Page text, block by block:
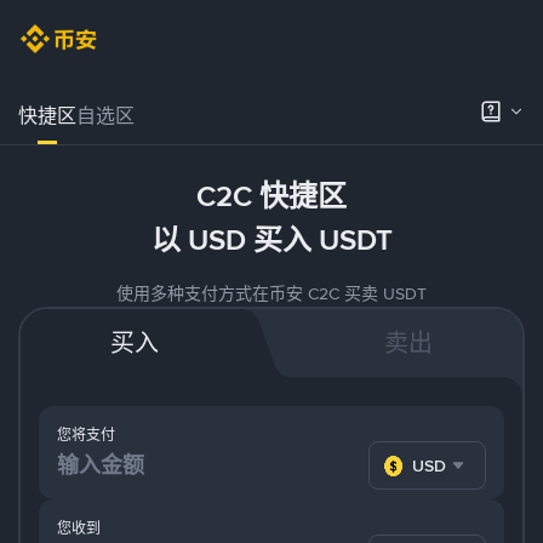
快捷区自选区
C2C 快捷区
以 USD 买入 USDT
使用多种支付方式在币安 C2C 买卖 USDT
买入 卖出
您将支付
USD
您收到